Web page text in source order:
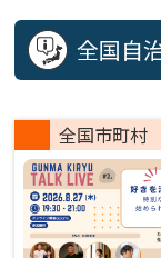
全国自
全国市町村